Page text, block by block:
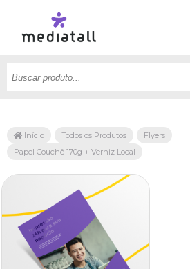
Início Todos os Produtos
Flyers
Papel Couchê 170g + Verniz Local